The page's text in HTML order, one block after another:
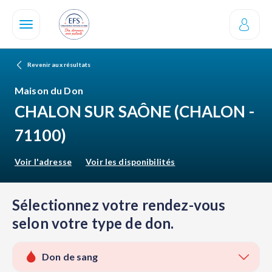
contenu
Revenir aux résultats
Maison du Don
CHALON SUR SAÔNE (CHALON -
71100)
Voir l'adresse Voir les disponibilités
Sélectionnez votre rendez-vous
selon votre type de don.
Don de sang